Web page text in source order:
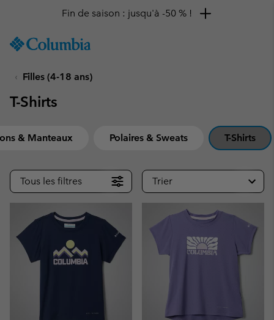
TO
SKIP
MAIN
SKIP
Remise de 10 % à saisir
Filles (4-18 ans)
T-Shirts
& Manteaux Polaires & Sweats T-Shirts
Tous les filtres Trier